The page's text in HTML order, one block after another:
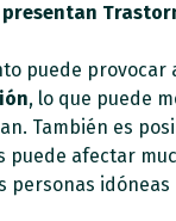
puede
, lo que puede
También es
puede afectar
personas